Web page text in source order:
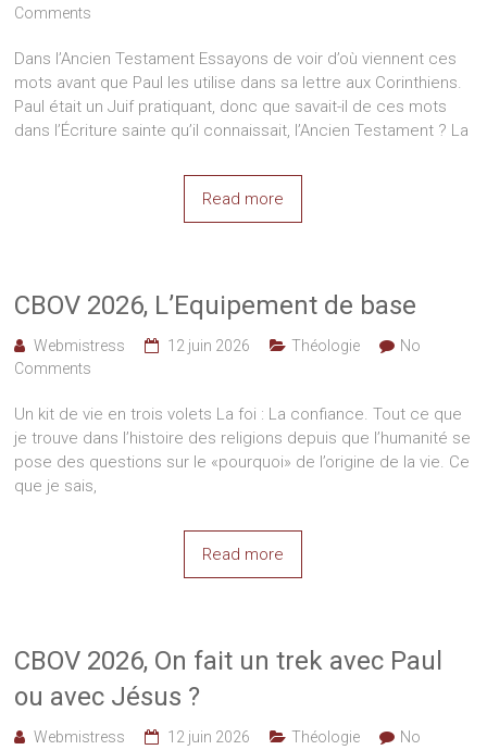
Comments
Dans l’Ancien Testament Essayons de voir d’où viennent ces
mots avant que Paul les utilise dans sa lettre aux Corinthiens.
Paul était un Juif pratiquant, donc que savait-il de ces mots
dans l’Écriture sainte qu’il connaissait, l’Ancien Testament ? La
Read more
CBOV 2026, L’Equipement de base
Webmistress 12 juin 2026 Théologie
No
Comments
Un kit de vie en trois volets La foi : La confiance. Tout ce que
je trouve dans l’histoire des religions depuis que l’humanité se
pose des questions sur le «pourquoi» de l’origine de la vie. Ce
que je sais,
Read more
CBOV 2026, On fait un trek avec Paul
ou avec Jésus ?
Webmistress 12 juin 2026 Théologie
No